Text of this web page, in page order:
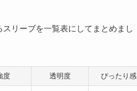
リーブを一覧表にしてまとめまし
度 透明度 ぴったり感